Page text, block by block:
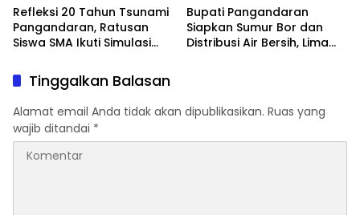
Refleksi 20 Tahun Tsunami
Pangandaran, Ratusan
Siswa SMA Ikuti Simulasi
Tsunami
Bupati Pangandaran
Siapkan Sumur Bor dan
Distribusi Air Bersih, Lima
Tinggalkan Balasan
Alamat email Anda tidak akan dipublikasikan. Ruas yang
wajib ditandai *